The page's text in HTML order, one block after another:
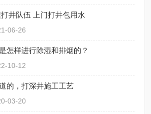
井队伍 上门打井包用水
06-26
怎样进行除湿和排烟的？
10-12
的，打深井施工工艺
03-20